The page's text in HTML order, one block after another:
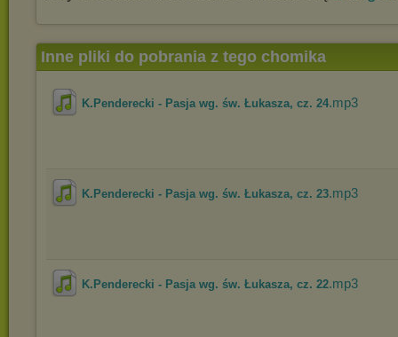
Inne pliki do pobrania z tego chomika
K.Penderecki - Pasja wg. św. Łukasza, cz. 24.mp3
K.Penderecki - Pasja wg. św. Łukasza, cz. 23.mp3
K.Penderecki - Pasja wg. św. Łukasza, cz. 22.mp3